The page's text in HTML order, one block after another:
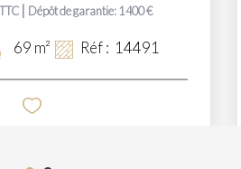
| Dépôt de garantie: 1 400 €
69 m² Réf : 14491